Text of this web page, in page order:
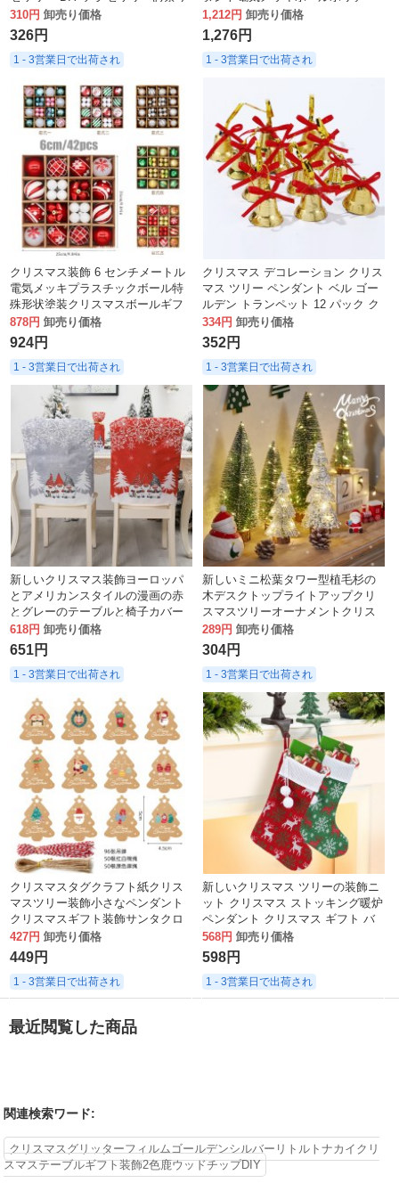
雰囲気用品クリスマスフルーツ串
310円 卸売り価格
326円
1 - 3営業日で出荷され
デコレーションボールミックスギ
フトボックス
1,212円 卸売り価格
1,276円
1 - 3営業日で出荷され
クリスマス装飾 6 センチメートル
電気メッキプラスチックボール特
殊形状塗装クリスマスボールギフ
トクリスマスツリーペンダント
878円 卸売り価格
924円
1 - 3営業日で出荷され
クリスマス デコレーション クリス
マス ツリー ペンダント ベル ゴー
ルデン トランペット 12 パック ク
リスマス用品 デコレーション クリ
スマス ツリー
334円 卸売り価格
352円
1 - 3営業日で出荷され
新しいクリスマス装飾ヨーロッパ
とアメリカンスタイルの漫画の赤
とグレーのテーブルと椅子カバー
クリエイティブプリントクリスマ
ス椅子カバー
618円 卸売り価格
651円
1 - 3営業日で出荷され
新しいミニ松葉タワー型植毛杉の
木デスクトップライトアップクリ
スマスツリーオーナメントクリス
マスデコレーション
289円 卸売り価格
304円
1 - 3営業日で出荷され
クリスマスタグクラフト紙クリス
マスツリー装飾小さなペンダント
クリスマスギフト装飾サンタクロ
ース
427円 卸売り価格
449円
1 - 3営業日で出荷され
新しいクリスマス ツリーの装飾ニ
ット クリスマス ストッキング暖炉
ペンダント クリスマス ギフト バ
ッグ 539
568円 卸売り価格
598円
1 - 3営業日で出荷され
最近閲覧した商品
関連検索ワード:
クリスマスグリッターフィルムゴールデンシルバーリトルトナカイクリ
スマステーブルギフト装飾2色鹿ウッドチップDIY